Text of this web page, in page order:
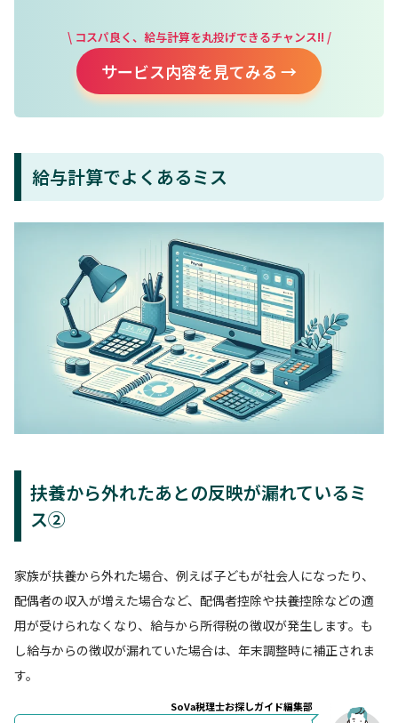
\ コスパ良く、給与計算を丸投げできるチャンス!! /
サービス内容を見てみる →
給与計算でよくあるミス
扶養から外れたあとの反映が漏れているミ
ス②
家族が扶養から外れた場合、例えば子どもが社会人になったり、
配偶者の収入が増えた場合など、配偶者控除や扶養控除などの適
用が受けられなくなり、給与から所得税の徴収が発生します。も
し給与からの徴収が漏れていた場合は、年末調整時に補正されま
す。
SoVa税理士お探しガイド編集部